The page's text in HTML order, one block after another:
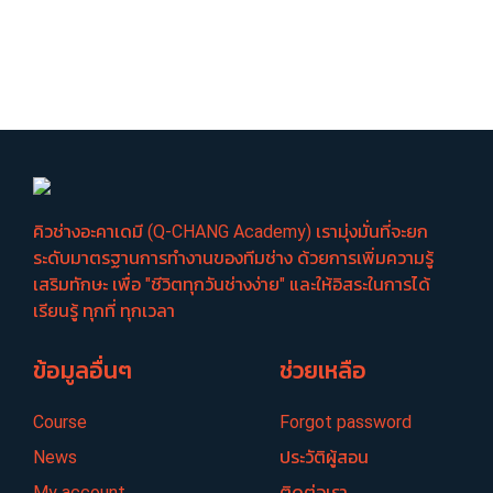
คิวช่างอะคาเดมี (Q-CHANG Academy) เรามุ่งมั่นที่จะยก
ระดับมาตรฐานการทำงานของทีมช่าง ด้วยการเพิ่มความรู้
เสริมทักษะ เพื่อ "ชีวิตทุกวันช่างง่าย" และให้อิสระในการได้
เรียนรู้ ทุกที่ ทุกเวลา
ข้อมูลอื่นๆ
Course
News
ช่วยเหลือ
Forgot password
ประวัติผู้สอน